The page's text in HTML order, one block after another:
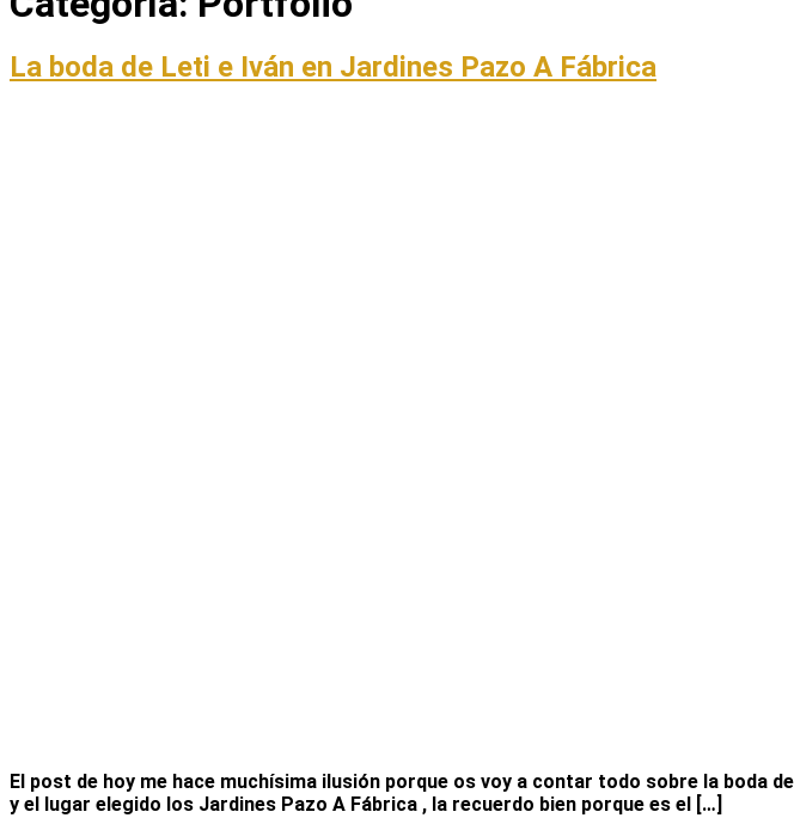
La boda de Leti e Iván en Jardines Pazo A Fábrica
El post de hoy me hace muchísima ilusión porque os voy a contar todo sobre la boda
y el lugar elegido los Jardines Pazo A Fábrica , la recuerdo bien porque es el […]